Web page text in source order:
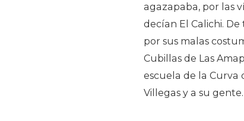
agazapaba, por las
decían El Calichi.
por sus malas
Cubillas de Las
escuela de la Curva
Villegas y a su gente.